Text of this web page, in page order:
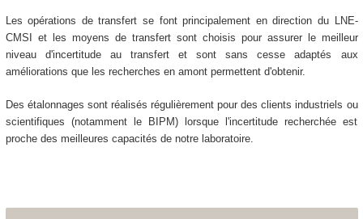
Les opérations de transfert se font principalement en direction du LNE-
CMSI et les moyens de transfert sont choisis pour assurer le meilleur
niveau d'incertitude au transfert et sont sans cesse adaptés aux
améliorations que les recherches en amont permettent d'obtenir.
Des étalonnages sont réalisés régulièrement pour des clients industriels ou
scientifiques (notamment le BIPM) lorsque l'incertitude recherchée est
proche des meilleures capacités de notre laboratoire.